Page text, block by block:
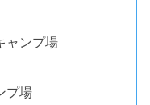
ャンプ場
プ場